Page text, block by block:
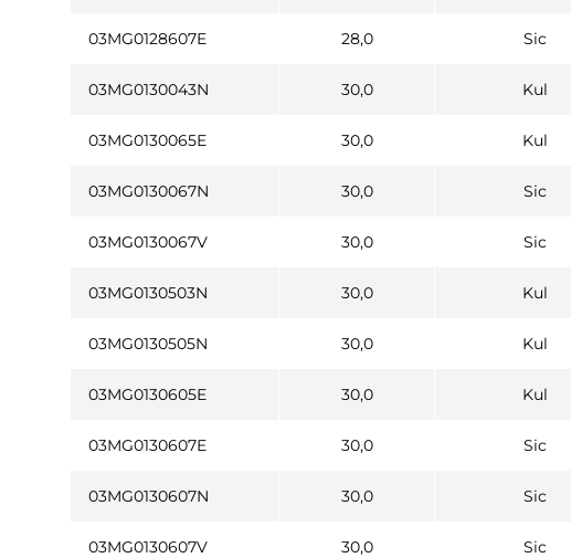
03MG0128607E 28,0 Sic
03MG0130043N 30,0 Kul
03MG0130065E 30,0 Kul
03MG0130067N 30,0 Sic
03MG0130067V 30,0 Sic
03MG0130503N 30,0 Kul
03MG0130505N 30,0 Kul
03MG0130605E 30,0 Kul
03MG0130607E 30,0 Sic
03MG0130607N 30,0 Sic
03MG0130607V 30,0 Sic